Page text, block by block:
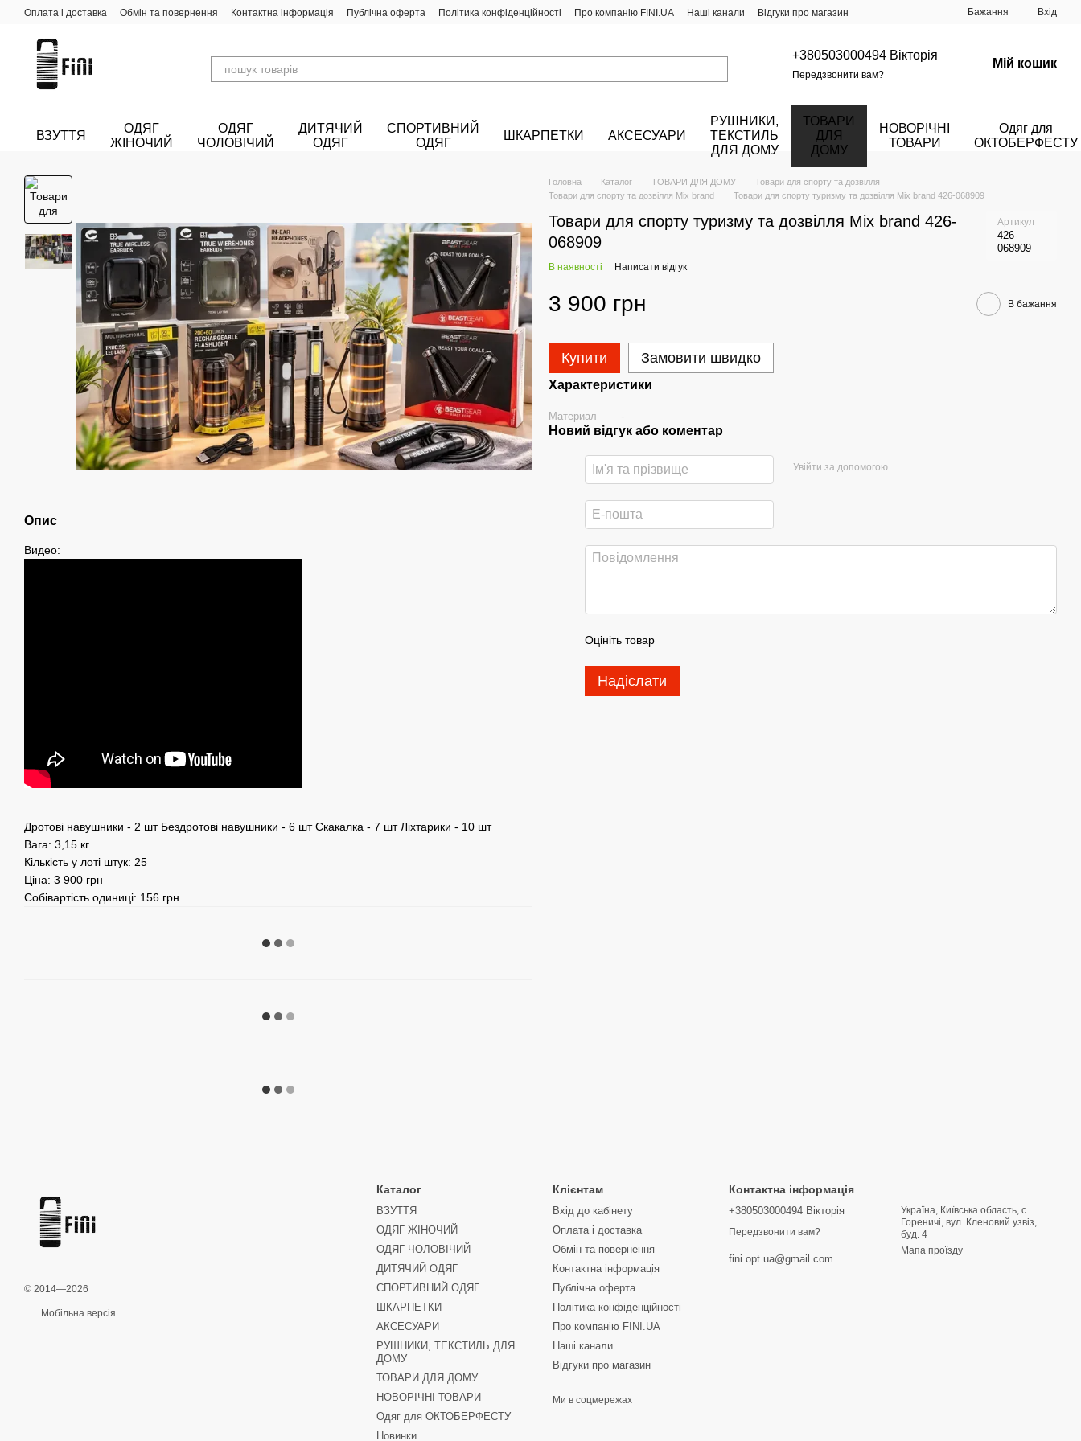
Перейти до основного контенту
Оплата і доставка Обмін та повернення Контактна інформація Публічна оферта Політика конфіденційності Про компанію FINI.UA Наші канали Відгуки про магазин Бажання Вхід
+380503000494 Вікторія
Передзвонити вам?
Мій кошик
ВЗУТТЯ
ОДЯГ
ЖІНОЧИЙ
ОДЯГ
ЧОЛОВІЧИЙ
ДИТЯЧИЙ
ОДЯГ
СПОРТИВНИЙ
ОДЯГ
ШКАРПЕТКИ АКСЕСУАРИ
РУШНИКИ,
ТЕКСТИЛЬ
ДЛЯ ДОМУ
ТОВАРИ
ДЛЯ
ДОМУ
НОВОРІЧНІ
ТОВАРИ
Одяг для
ОКТОБЕРФЕСТУ
Опис
Видео:
Дротові навушники - 2 шт Бездротові навушники - 6 шт Скакалка - 7 шт Ліхтарики - 10 шт
Вага: 3,15 кг
Кількість у лоті штук: 25
Ціна: 3 900 грн
Собівартість одиниці: 156 грн
Головна Каталог ТОВАРИ ДЛЯ ДОМУ
Товари для спорту та дозвілля
Товари для спорту та дозвілля Mix brand
Товари для спорту туризму та дозвілля Mix brand 426-068909
Товари для спорту туризму та дозвілля Mix brand 426-
068909
Артикул
426-
068909
В наявності Написати відгук
3 900 грн В бажання
Купити Замовити швидко
Характеристики
Материал -
Новий відгук або коментар
Увійти за допомогою
Оцініть товар
Надіслати
© 2014—2026
Мобільна версія
Каталог
ВЗУТТЯ
ОДЯГ ЖІНОЧИЙ
ОДЯГ ЧОЛОВІЧИЙ
ДИТЯЧИЙ ОДЯГ
СПОРТИВНИЙ ОДЯГ
ШКАРПЕТКИ
АКСЕСУАРИ
РУШНИКИ, ТЕКСТИЛЬ ДЛЯ
ДОМУ
ТОВАРИ ДЛЯ ДОМУ
НОВОРІЧНІ ТОВАРИ
Одяг для ОКТОБЕРФЕСТУ
Новинки
Клієнтам
Вхід до кабінету
Оплата і доставка
Обмін та повернення
Контактна інформація
Публічна оферта
Політика конфіденційності
Про компанію FINI.UA
Наші канали
Відгуки про магазин
Ми в соцмережах
Контактна інформація
+380503000494 Вікторія
Передзвонити вам?
fini.opt.ua@gmail.com
Україна, Київська область, с.
Гореничі, вул. Кленовий узвіз,
буд. 4
Мапа проїзду